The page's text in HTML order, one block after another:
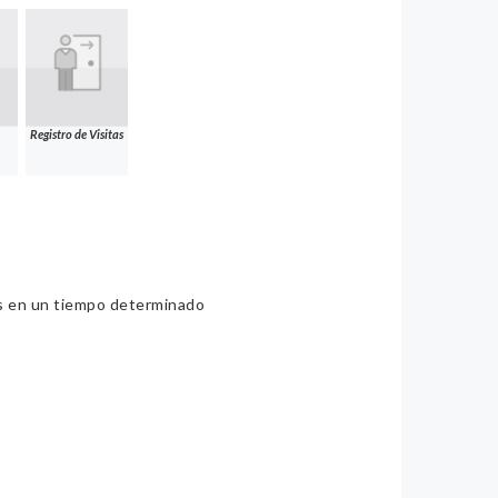
Registro de Visitas
en un tiempo determinado